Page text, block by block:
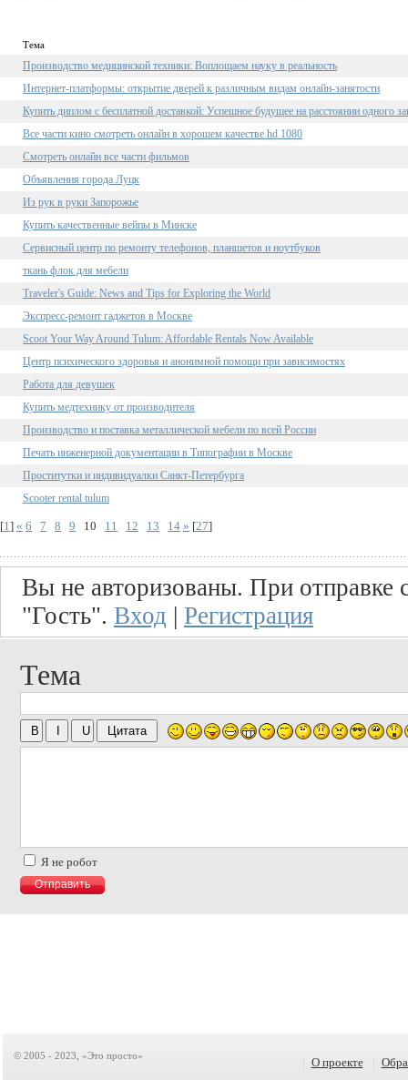
Тема
Производство медицинской техники: Воплощаем науку в реальность
Интернет-платформы: открытие дверей к различным видам онлайн-занятости
Купить диплом с бесплатной доставкой: Успешное будущее на расстоянии одного
Все части кино смотреть онлайн в хорошем качестве hd 1080
Смотреть онлайн все части фильмов
Объявления города Луцк
Из рук в руки Запорожье
Купить качественные вейпы в Минске
Сервисный центр по ремонту телефонов, планшетов и ноутбуков
ткань флок для мебели
Traveler's Guide: News and Tips for Exploring the World
Экспресс-ремонт гаджетов в Москве
Scoot Your Way Around Tulum: Affordable Rentals Now Available
Центр психического здоровья и анонимной помощи при зависимостях
Работа для девушек
Купить медтехнику от производителя
Производство и поставка металлической мебели по всей России
Печать инженерной документации в Типографии в Москве
Проститутки и индивидуалки Санкт-Петербурга
Scooter rental tulum
[1 ] « 6 7 8 9 10 11 12 13 14 » [27]
Вы не авторизованы. При отправке
"Гость". Вход | Регистрация
Тема
Я не робот
© 2005 - 2023, «Это просто» О проекте